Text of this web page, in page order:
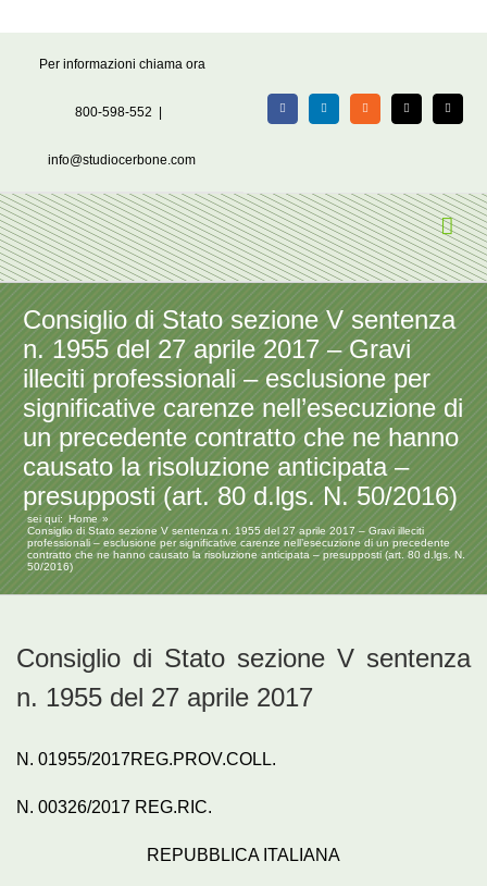
Per informazioni chiama ora
800-598-552
info@studiocerbone.com
FacebookLinkedIn Rss X Email
Consiglio di Stato sezione V sentenza
n. 1955 del 27 aprile 2017 – Gravi
illeciti professionali – esclusione per
significative carenze nell’esecuzione di
un precedente contratto che ne hanno
causato la risoluzione anticipata –
presupposti (art. 80 d.lgs. N. 50/2016)
sei qui: Home
Consiglio di Stato sezione V sentenza n. 1955 del 27 aprile 2017 – Gravi illeciti
professionali – esclusione per significative carenze nell’esecuzione di un precedente
contratto che ne hanno causato la risoluzione anticipata – presupposti (art. 80 d.lgs. N.
50/2016)
Consiglio di Stato sezione V sentenza
n. 1955 del 27 aprile 2017
N. 01955/2017REG.PROV.COLL.
N. 00326/2017 REG.RIC.
REPUBBLICA ITALIANA